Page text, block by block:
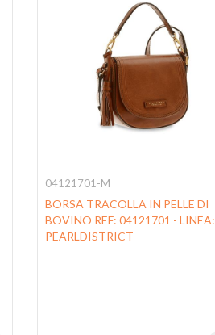
04121701-M
BORSA TRACOLLA IN PELLE DI
BOVINO REF: 04121701 - LINEA:
PEARLDISTRICT